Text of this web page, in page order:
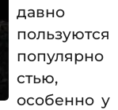
давно
пользуются
популярно
стью,
особенно у